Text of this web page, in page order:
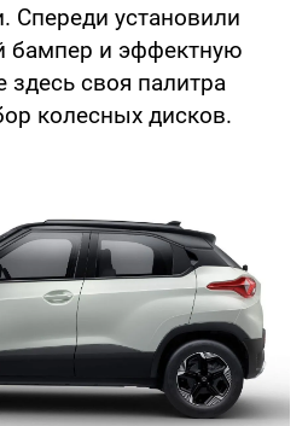
Спереди установили
бампер и эффектную
здесь своя палитра
колесных дисков.